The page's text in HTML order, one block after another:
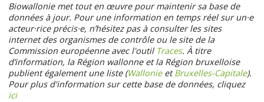
contenu
principal
Biowallonie met tout en œuvre pour maintenir sa base de
données à jour. Pour une information en temps réel sur un·e
acteur·rice précis·e, n’hésitez pas à consulter les sites
internet des organismes de contrôle ou le site de la
Commission européenne avec l'outil Traces. À titre
d’information, la Région wallonne et la Région bruxelloise
publient également une liste (WallonieetBruxelles-Capitale).
Pour plus d'information sur cette base de données, cliquez
ici